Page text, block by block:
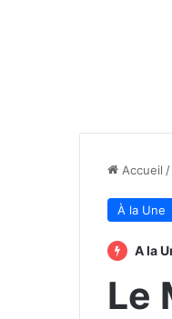
Accueil /
À la Une
A la
Le